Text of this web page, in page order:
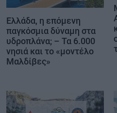
Ελλάδα, η επόμενη
παγκόσμια δύναμη στα
υδροπλάνα; – Τα 6.000
νησιά και το «μοντέλο
Μαλδίβες»